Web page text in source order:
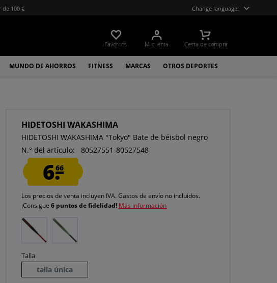
de 100 € Change language:
Favoritos Mi cuenta Cesta de compra
MUNDO DE AHORROS FITNESS MARCAS OTROS DEPORTES
HIDETOSHI WAKASHIMA
HIDETOSHI WAKASHIMA "Tokyo" Bate de béisbol negro
N.° del artículo:
80527551-80527548
6.66
Los precios de venta incluyen IVA.Gastos de envío no incluidos.
¡Consigue6 puntos de fidelidad! Más información
Talla
talla única